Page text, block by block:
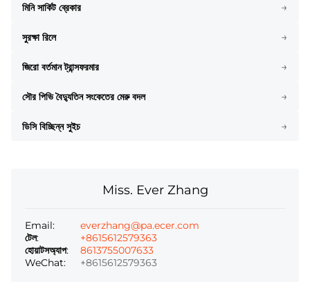
মিনি সার্কিট ব্রেকার →
সুরক্ষা রিলে →
জিরো বর্তমান ট্রান্সফরমার →
সৌর পিভি বৈদ্যুতিন সংকেতের মেরু বদল →
ডিসি বিচ্ছিন্ন সুইচ →
Miss. Ever Zhang
Email:
everzhang@pa.ecer.com
টেল:
+8615612579363
হোয়াটসঅ্যাপ:
8613755007633
WeChat:
+8615612579363